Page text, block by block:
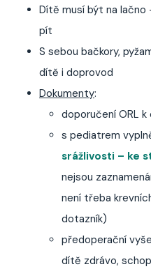
Dítě musí být na lačno
pít
S sebou bačkory,
dítě i doprovod
Dokumenty:
doporučení ORL k
s pediatrem
srážlivosti – ke
nejsou
není třeba
dotazník)
předoperační
dítě zdrávo,